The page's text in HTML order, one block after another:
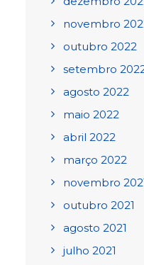
novembro
outubro 2022
setembro
agosto 2022
maio 2022
abril 2022
março 2022
novembro
outubro 2021
agosto 2021
julho 2021